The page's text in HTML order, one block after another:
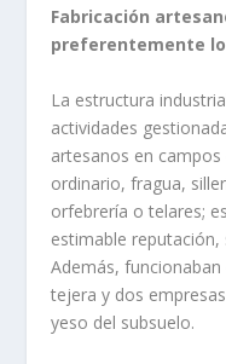
Fabricación
preferentemente
La estructura
actividades
artesanos en
ordinario, fragua,
orfebrería o telares;
estimable reputación,
Además,
tejera y dos
yeso del subsuelo.